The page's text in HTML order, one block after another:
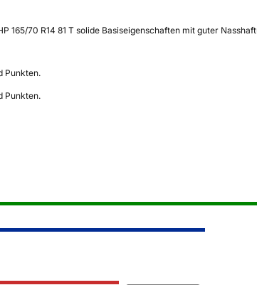
165/70 R14 81 T solide Basiseigenschaften mit guter
Punkten.
Punkten.